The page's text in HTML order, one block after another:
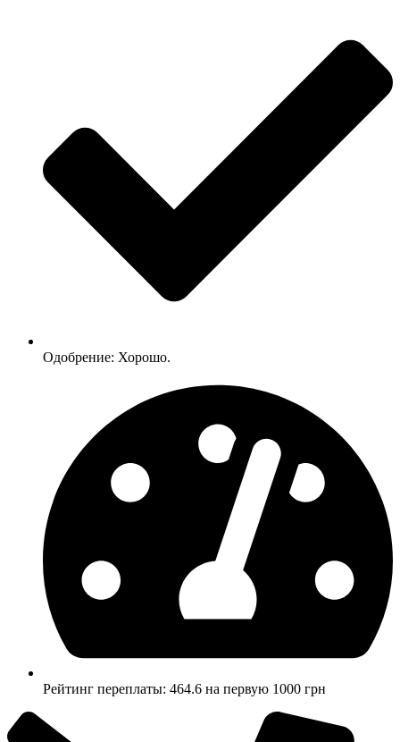
Одобрение: Хорошо.
Рейтинг переплаты: 464.6 на первую 1000 грн